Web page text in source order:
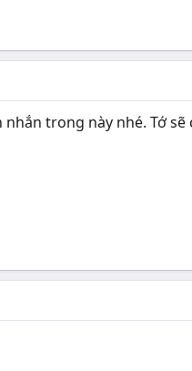
trong này nhé. Tớ